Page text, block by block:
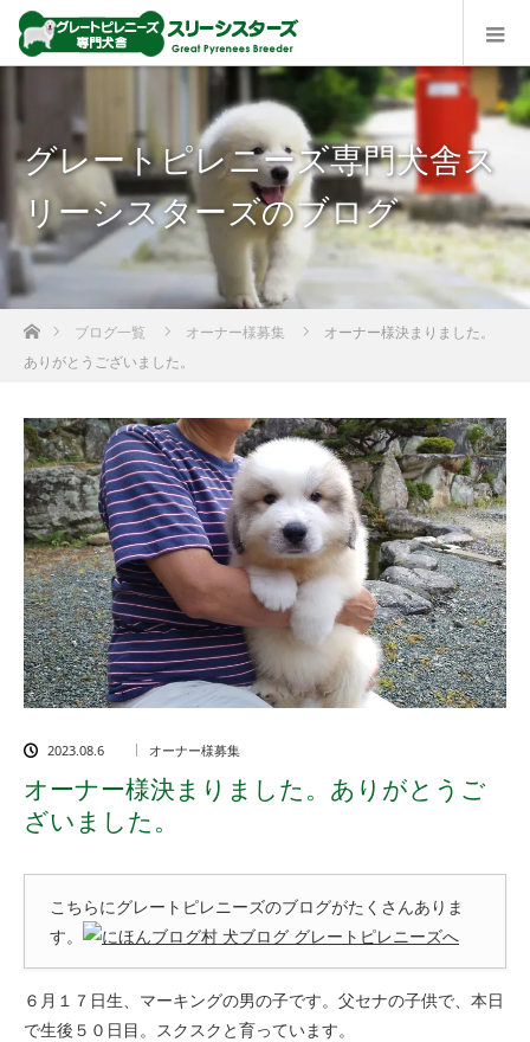
グレートピレニーズ専門犬舎ス
リーシスターズのブログ
ホームブログ一覧 オーナー様募集
オーナー様決まりました。
ありがとうございました。
2023.08.6 オーナー様募集
オーナー様決まりました。ありがとうご
ざいました。
こちらにグレートピレニーズのブログがたくさんありま
す。
６月１７日生、マーキングの男の子です。父セナの子供で、本日
で生後５０日目。スクスクと育っています。